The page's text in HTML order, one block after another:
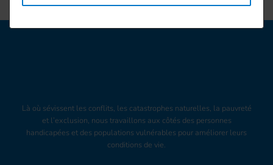
Là où sévissent les conflits, les catastrophes naturelles, la pauvreté
et l’exclusion, nous travaillons aux côtés des personnes
handicapées et des populations vulnérables pour améliorer leurs
conditions de vie.